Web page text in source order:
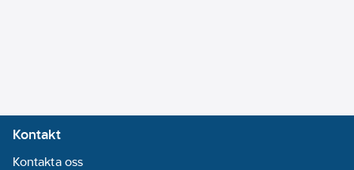
klarar
utomhusplacering.
Kontakt
Kontakta oss